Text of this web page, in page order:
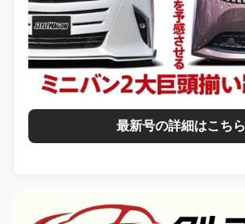
最新号の詳細はこちら